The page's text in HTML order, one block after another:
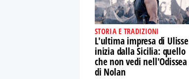
STORIA E TRADIZIONI
L'ultima impresa di Ulisse
inizia dalla Sicilia: quello
che non vedi nell'Odissea
di Nolan